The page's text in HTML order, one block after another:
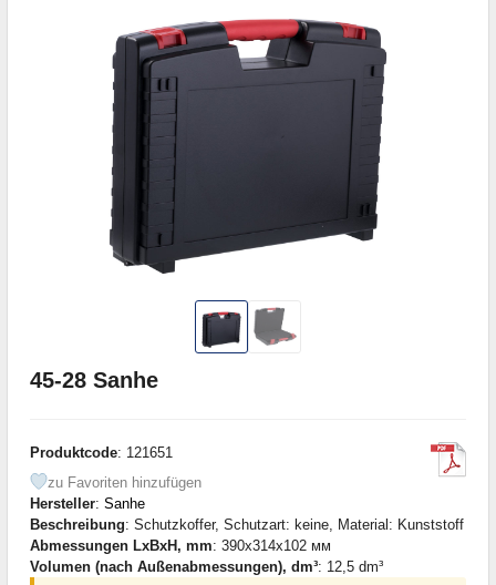
45-28 Sanhe
Produktcode: 121651
zu Favoriten hinzufügen
Hersteller: Sanhe
Beschreibung: Schutzkoffer, Schutzart: keine, Material: Kunststoff
Abmessungen LxBxH, mm: 390x314x102 мм
Volumen (nach Außenabmessungen), dm³: 12,5 dm³